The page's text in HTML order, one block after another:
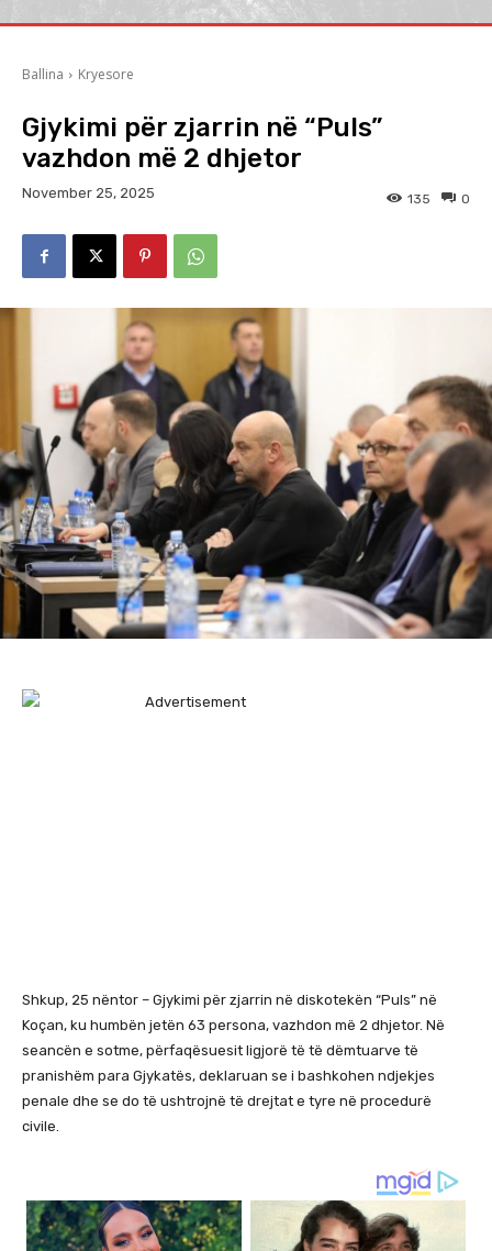
Ballina Kryesore
Gjykimi për zjarrin në “Puls”
vazhdon më 2 dhjetor
November 25, 2025 0
135
Shkup, 25 nëntor – Gjykimi për zjarrin në diskotekën “Puls” në
Koçan, ku humbën jetën 63 persona, vazhdon më 2 dhjetor. Në
seancën e sotme, përfaqësuesit ligjorë të të dëmtuarve të
pranishëm para Gjykatës, deklaruan se i bashkohen ndjekjes
penale dhe se do të ushtrojnë të drejtat e tyre në procedurë
civile.